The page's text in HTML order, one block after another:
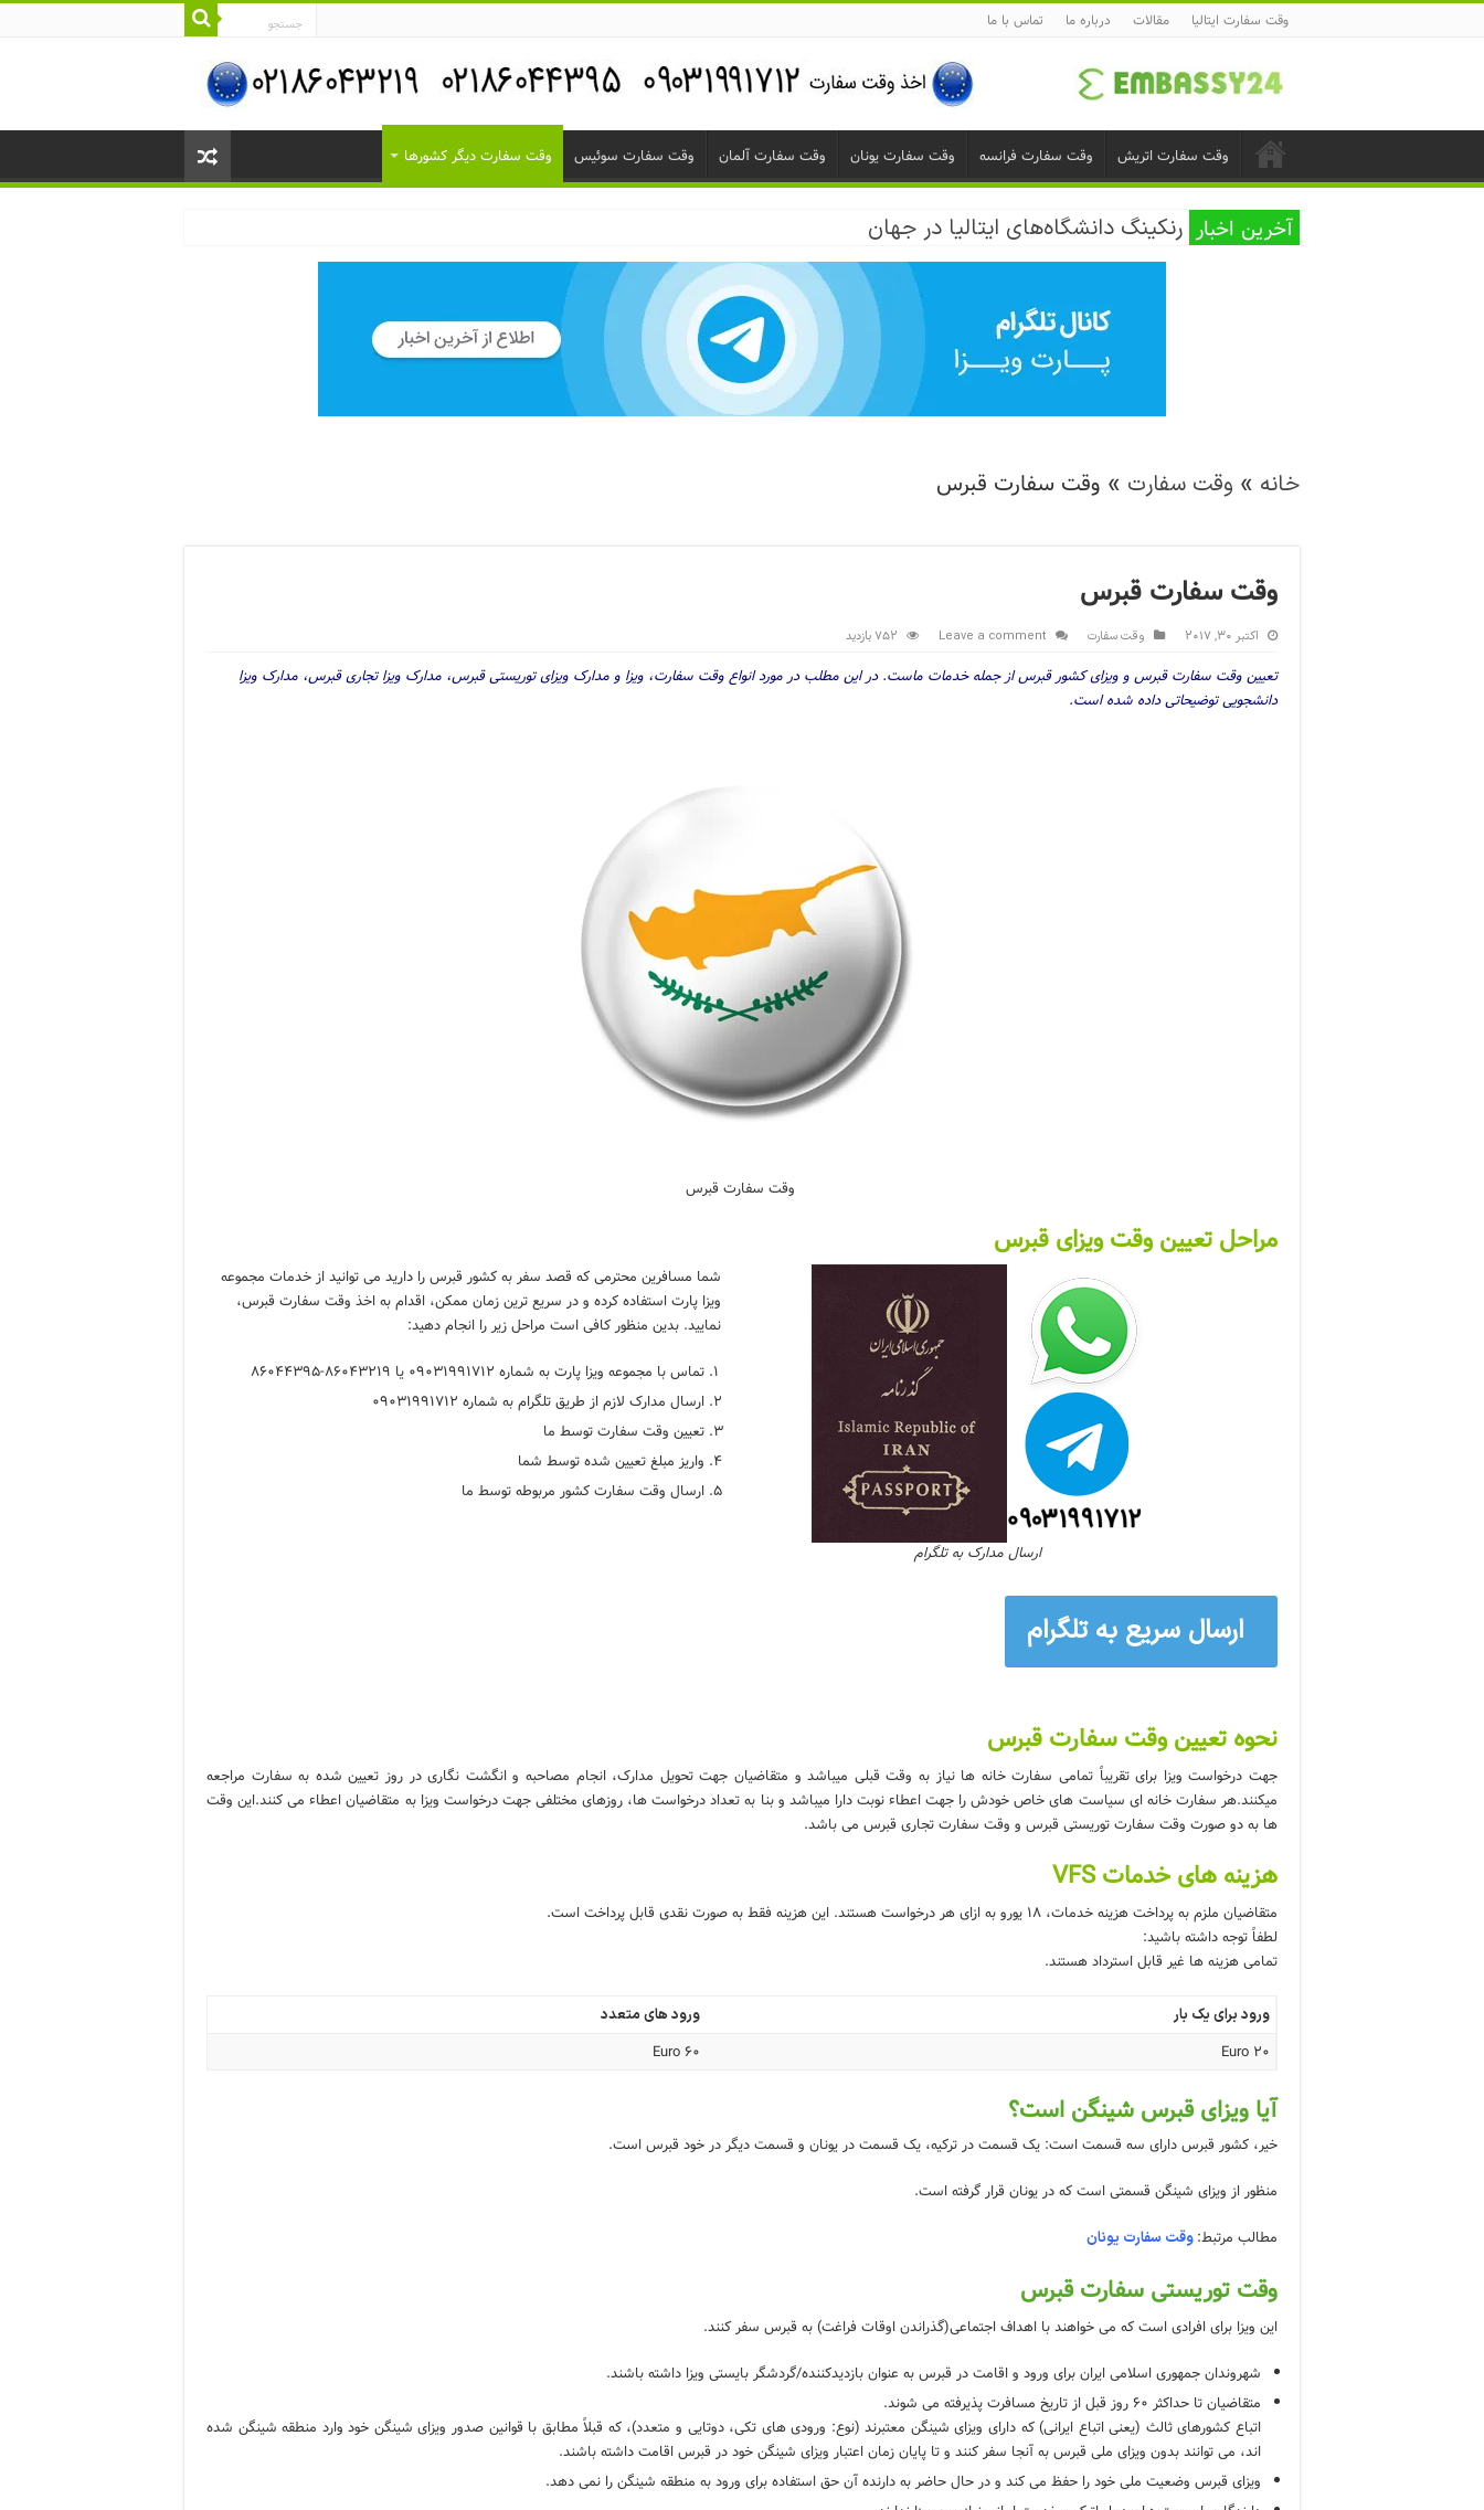
وقت سفارت ایتالیا مقالات درباره ما تماس با ما
وقت سفارت اتریش وقت سفارت فرانسه وقت سفارت یونان وقت سفارت آلمان وقت سفارت سوئیس وقت سفارت دیگر کشورها
آخرین اخبار رنکینگ دانشگاه‌های ایتالیا در جهان
وقت سفارت تحصیلی ایتالیا
خانه » وقت سفارت » وقت سفارت قبرس
وقت سفارت قبرس
اکتبر 30, 2017 وقت سفارت Leave a comment 752 بازدید
تعیین وقت سفارت قبرس و ویزای کشور قبرس از جمله خدمات ماست. در این مطلب در مورد انواع وقت سفارت، ویزا و مدارک ویزای توریستی قبرس، مدارک ویزا تجاری قبرس، مدارک ویزا
دانشجویی توضیحاتی داده شده است.
وقت سفارت قبرس
مراحل تعیین وقت ویزای قبرس
شما مسافرین محترمی که قصد سفر به کشور قبرس را دارید می توانید از خدمات مجموعه
ویزا پارت استفاده کرده و در سریع ترین زمان ممکن، اقدام به اخذ وقت سفارت قبرس،
نمایید. بدین منظور کافی است مراحل زیر را انجام دهید:
تماس با مجموعه ویزا پارت به شماره 09031991712 یا 86043219-86044395
ارسال مدارک لازم از طریق تلگرام به شماره 09031991712
تعیین وقت سفارت توسط ما
واریز مبلغ تعیین شده توسط شما
ارسال وقت سفارت کشور مربوطه توسط ما
ارسال مدارک به تلگرام
ارسال سریع به تلگرام
نحوه تعیین وقت سفارت قبرس
جهت درخواست ویزا برای تقریباً تمامی سفارت خانه ها نیاز به وقت قبلی میباشد و متقاضیان جهت تحویل مدارک، انجام مصاحبه و انگشت نگاری در روز تعیین شده به سفارت مراجعه
میکنند.هر سفارت خانه ای سیاست های خاص خودش را جهت اعطاء نوبت دارا میباشد و بنا به تعداد درخواست ها، روزهای مختلفی جهت درخواست ویزا به متقاضیان اعطاء می کنند.این وقت
ها به دو صورت وقت سفارت توریستی قبرس و وقت سفارت تجاری قبرس می باشد.
هزینه های خدمات VFS
متقاضیان ملزم به پرداخت هزینه خدمات، 18 یورو به ازای هر درخواست هستند. این هزینه فقط به صورت نقدی قابل پرداخت است.
لطفاً توجه داشته باشید:
تمامی هزینه ها غیر قابل استرداد هستند.
ورود برای یک بار ورود های متعدد
Euro 20
Euro 60
آیا ویزای قبرس شینگن است؟
خیر، کشور قبرس دارای سه قسمت است: یک قسمت در ترکیه، یک قسمت در یونان و قسمت دیگر در خود قبرس است.
منظور از ویزای شینگن قسمتی است که در یونان قرار گرفته است.
مطالب مرتبط: وقت سفارت یونان
وقت توریستی سفارت قبرس
این ویزا برای افرادی است که می خواهند با اهداف اجتماعی(گذراندن اوقات فراغت) به قبرس سفر کنند.
شهروندان جمهوری اسلامی ایران برای ورود و اقامت در قبرس به عنوان بازدیدکننده/گردشگر بایستی ویزا داشته باشند.
متقاضیان تا حداکثر 60 روز قبل از تاریخ مسافرت پذیرفته می شوند.
اتباع کشورهای ثالث (یعنی اتباع ایرانی) که دارای ویزای شینگن معتبرند (نوع: ورودی های تکی، دوتایی و متعدد)، که قبلاً مطابق با قوانین صدور ویزای شینگن خود وارد منطقه شینگن شده
اند، می توانند بدون ویزای ملی قبرس به آنجا سفر کنند و تا پایان زمان اعتبار ویزای شینگن خود در قبرس اقامت داشته باشند.
ویزای قبرس وضعیت ملی خود را حفظ می کند و در حال حاضر به دارنده آن حق استفاده برای ورود به منطقه شینگن را نمی دهد.